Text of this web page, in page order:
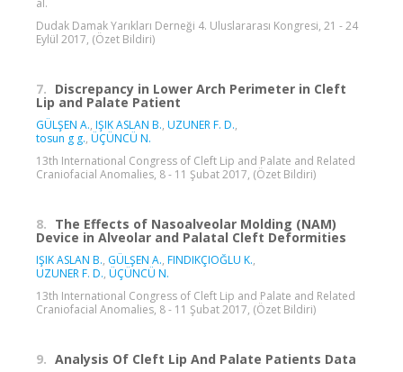
al.
Dudak Damak Yarıkları Derneği 4. Uluslararası Kongresi, 21 - 24
Eylül 2017, (Özet Bildiri)
7. Discrepancy in Lower Arch Perimeter in Cleft
Lip and Palate Patient
GÜLŞEN A., IŞIK ASLAN B., UZUNER F. D.,
tosun g g., ÜÇÜNCÜ N.
13th International Congress of Cleft Lip and Palate and Related
Craniofacial Anomalies, 8 - 11 Şubat 2017, (Özet Bildiri)
8. The Effects of Nasoalveolar Molding (NAM)
Device in Alveolar and Palatal Cleft Deformities
IŞIK ASLAN B., GÜLŞEN A., FINDIKÇIOĞLU K.,
UZUNER F. D., ÜÇÜNCÜ N.
13th International Congress of Cleft Lip and Palate and Related
Craniofacial Anomalies, 8 - 11 Şubat 2017, (Özet Bildiri)
9. Analysis Of Cleft Lip And Palate Patients Data